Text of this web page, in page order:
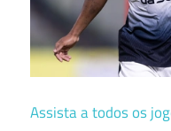
Assista a todos os